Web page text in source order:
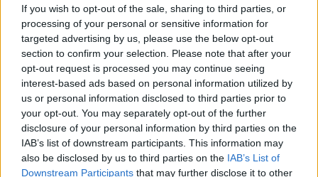
If you wish to opt-out of the sale, sharing to third parties, or
processing of your personal or sensitive information for
targeted advertising by us, please use the below opt-out
section to confirm your selection. Please note that after your
opt-out request is processed you may continue seeing
interest-based ads based on personal information utilized by
us or personal information disclosed to third parties prior to
your opt-out. You may separately opt-out of the further
disclosure of your personal information by third parties on the
IAB’s list of downstream participants. This information may
also be disclosed by us to third parties on the IAB’s List of
Downstream Participants that may further disclose it to other